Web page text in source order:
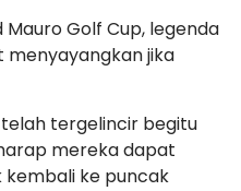
Golf Cup, legenda
menyayangkan jika
tergelincir begitu
mereka dapat
ke puncak